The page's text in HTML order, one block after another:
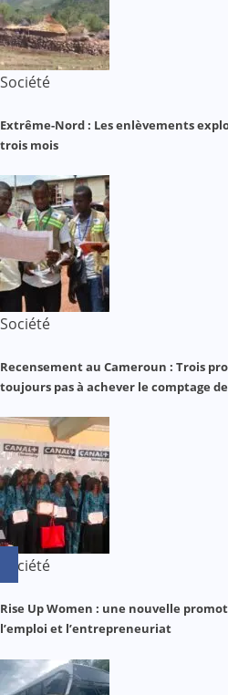
Société
Extrême-Nord : Les enlèvements
trois mois
Société
Recensement au Cameroun : Trois
toujours pas à achever le comptage
Société
Rise Up Women : une nouvelle
l’emploi et l’entrepreneuriat